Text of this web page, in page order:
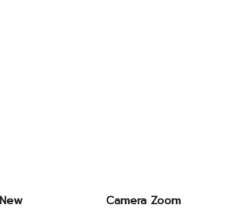
Camera Zoom